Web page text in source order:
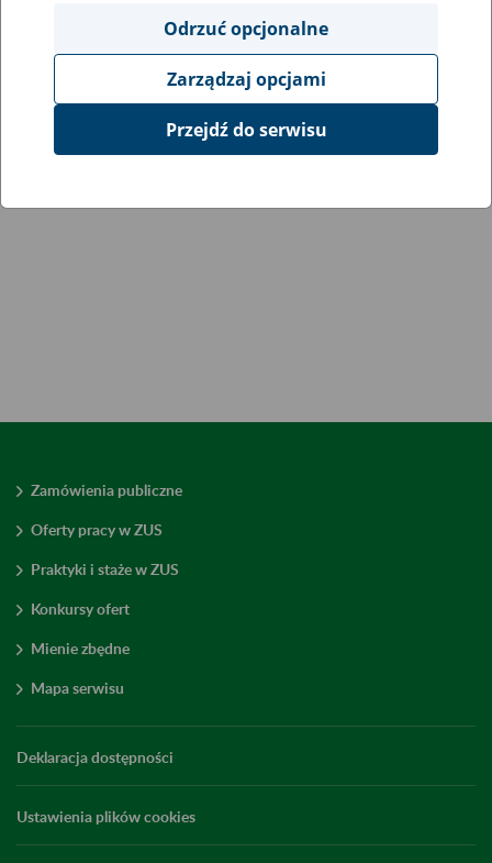
Zamówienia publiczne
Oferty pracy w ZUS
Praktyki i staże w ZUS
Konkursy ofert
Mienie zbędne
Mapa serwisu
Deklaracja dostępności
Ustawienia plików cookies
Odrzuć opcjonalne
Zarządzaj opcjami
Przejdź do serwisu